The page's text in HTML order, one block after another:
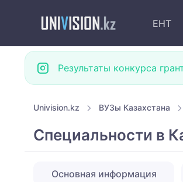
ЕНТ
Результаты конкурса
Univision.kz ВУЗы Казахстана
Специальности в
Основная информация